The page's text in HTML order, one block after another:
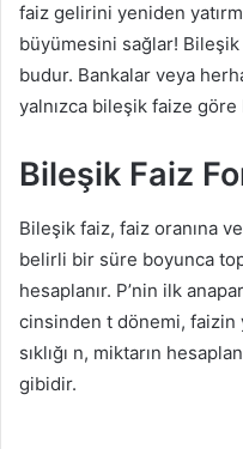
faiz gelirini yeniden
büyümesini sağlar! Bileşik
budur. Bankalar veya
yalnızca bileşik faize göre
Bileşik Faiz
Bileşik faiz, faiz oranına
belirli bir süre boyunca
hesaplanır. P’nin ilk
cinsinden t dönemi, faizin
sıklığı n, miktarın
gibidir.